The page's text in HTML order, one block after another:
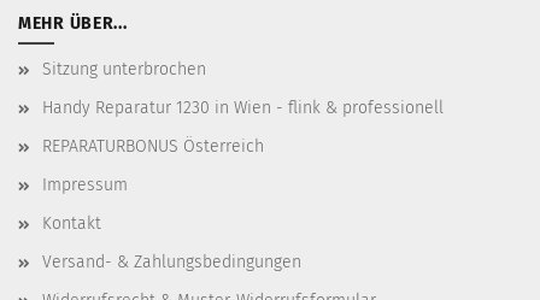
MEHR ÜBER...
Sitzung unterbrochen
Handy Reparatur 1230 in Wien - flink & professionell
REPARATURBONUS Österreich
Impressum
Kontakt
Versand- & Zahlungsbedingungen